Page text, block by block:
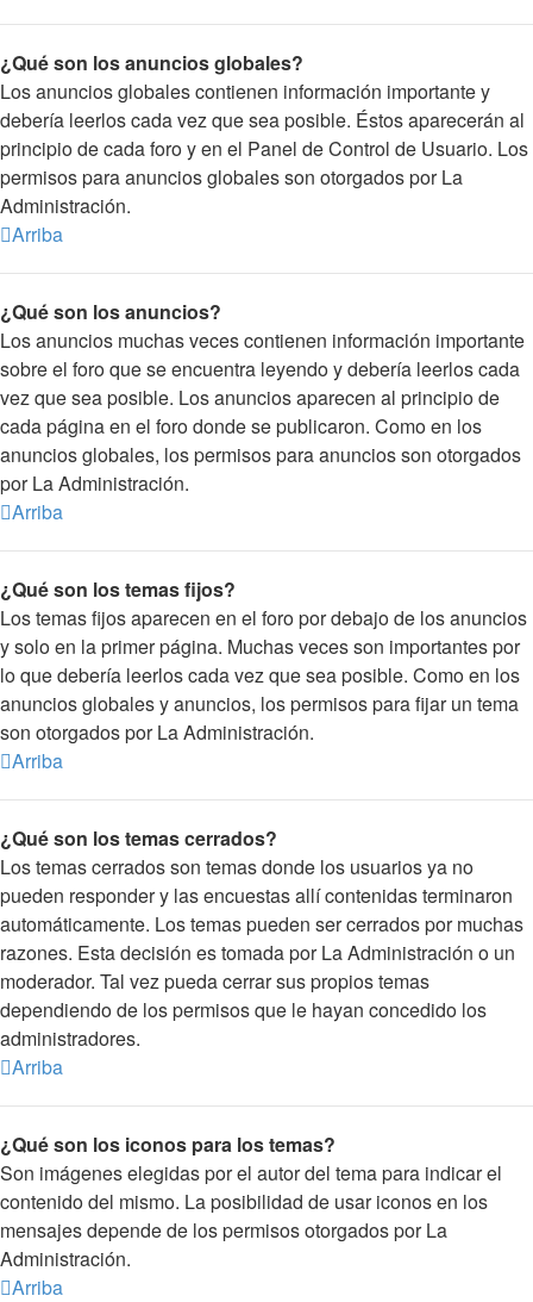
¿Qué son los anuncios globales?
Los anuncios globales contienen información importante y
debería leerlos cada vez que sea posible. Éstos aparecerán al
principio de cada foro y en el Panel de Control de Usuario. Los
permisos para anuncios globales son otorgados por La
Administración.
Arriba
¿Qué son los anuncios?
Los anuncios muchas veces contienen información importante
sobre el foro que se encuentra leyendo y debería leerlos cada
vez que sea posible. Los anuncios aparecen al principio de
cada página en el foro donde se publicaron. Como en los
anuncios globales, los permisos para anuncios son otorgados
por La Administración.
Arriba
¿Qué son los temas fijos?
Los temas fijos aparecen en el foro por debajo de los anuncios
y solo en la primer página. Muchas veces son importantes por
lo que debería leerlos cada vez que sea posible. Como en los
anuncios globales y anuncios, los permisos para fijar un tema
son otorgados por La Administración.
Arriba
¿Qué son los temas cerrados?
Los temas cerrados son temas donde los usuarios ya no
pueden responder y las encuestas allí contenidas terminaron
automáticamente. Los temas pueden ser cerrados por muchas
razones. Esta decisión es tomada por La Administración o un
moderador. Tal vez pueda cerrar sus propios temas
dependiendo de los permisos que le hayan concedido los
administradores.
Arriba
¿Qué son los iconos para los temas?
Son imágenes elegidas por el autor del tema para indicar el
contenido del mismo. La posibilidad de usar iconos en los
mensajes depende de los permisos otorgados por La
Administración.
Arriba